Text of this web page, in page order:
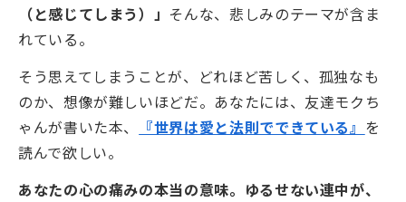
（と感じてしまう）」 そんな、悲しみのテーマが含ま
れている。
そう思えてしまうことが、どれほど苦しく、孤独なも
のか、想像が難しいほどだ。あなたには、友達モクち
ゃんが書いた本、
『世界は愛と法則でできている』 を
読んで欲しい。
あなたの心の痛みの本当の意味。ゆるせない連中が、